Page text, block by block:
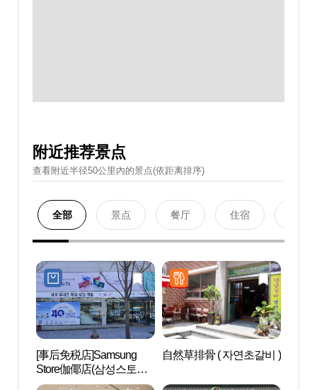
附近推荐景点
查看附近半径50公里內的景点(依距离排序)
全部 景点 餐厅 住宿
[事后免税店]Samsung
Store伽倻店(삼성스토어
가야)
自然草排骨 ( 자연초갈비 )